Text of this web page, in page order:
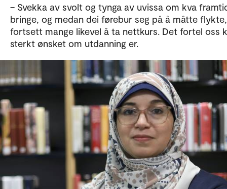
– Svekka av svolt og tynga av uvissa om kva
bringe, og medan dei førebur seg på å måtte flykte,
fortsett mange likevel å ta nettkurs. Det fortel oss
sterkt ønsket om utdanning er.